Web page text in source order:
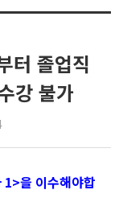
터 졸업직
강 불가
1>을 이수해야합